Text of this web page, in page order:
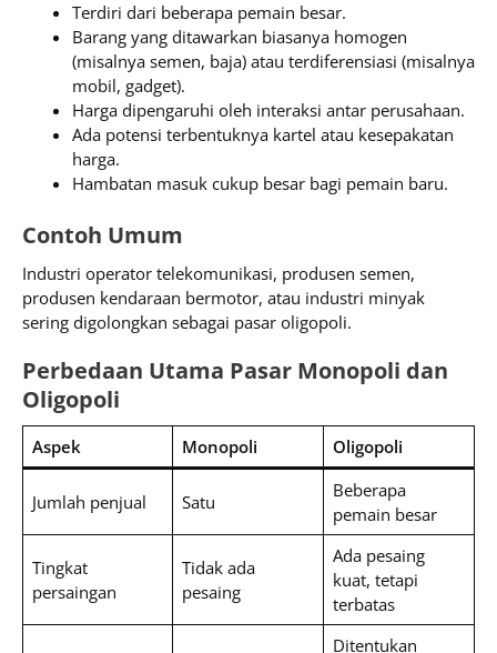
Terdiri dari beberapa pemain besar.
Barang yang ditawarkan biasanya homogen
(misalnya semen, baja) atau terdiferensiasi (misalnya
mobil, gadget).
Harga dipengaruhi oleh interaksi antar perusahaan.
Ada potensi terbentuknya kartel atau kesepakatan
harga.
Hambatan masuk cukup besar bagi pemain baru.
Contoh Umum
Industri operator telekomunikasi, produsen semen,
produsen kendaraan bermotor, atau industri minyak
sering digolongkan sebagai pasar oligopoli.
Perbedaan Utama Pasar Monopoli dan
Oligopoli
Aspek Monopoli Oligopoli
Jumlah penjual Satu
Beberapa
pemain besar
Tingkat
persaingan
Tidak ada
pesaing
Ada pesaing
kuat, tetapi
terbatas
Ditentukan